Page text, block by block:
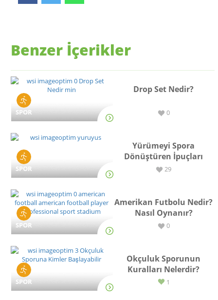
Benzer İçerikler
SPOR
Drop Set Nedir?
0
SPOR
Yürümeyi Spora
Dönüştüren İpuçları
29
SPOR
Amerikan Futbolu Nedir?
Nasıl Oynanır?
0
SPOR
Okçuluk Sporunun
Kuralları Nelerdir?
1